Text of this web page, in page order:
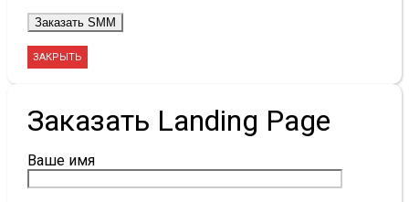
ЗАКРЫТЬ
Заказать Landing Page
Ваше имя